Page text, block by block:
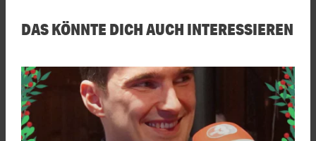
DAS KÖNNTE DICH AUCH INTERESSIEREN